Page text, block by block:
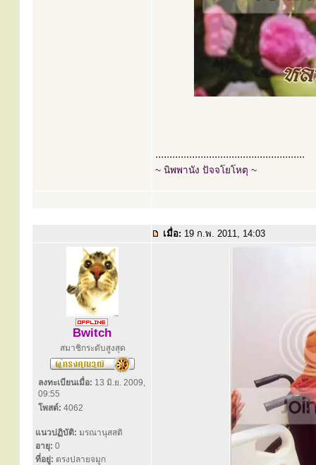
.....................................................
~ นิพพานัง ปัจจโยโหตุ ~
เมื่อ: 19 ก.พ. 2011, 14:03
Bwitch
สมาชิกระดับสูงสุด
ลงทะเบียนเมื่อ: 13 มิ.ย. 2009,
09:55
โพสต์: 4062
แนวปฏิบัติ: มรณานุสสติ
อายุ: 0
ที่อยู่: ตรงปลายจมูก